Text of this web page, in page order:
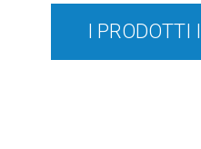
I PRODOTTI